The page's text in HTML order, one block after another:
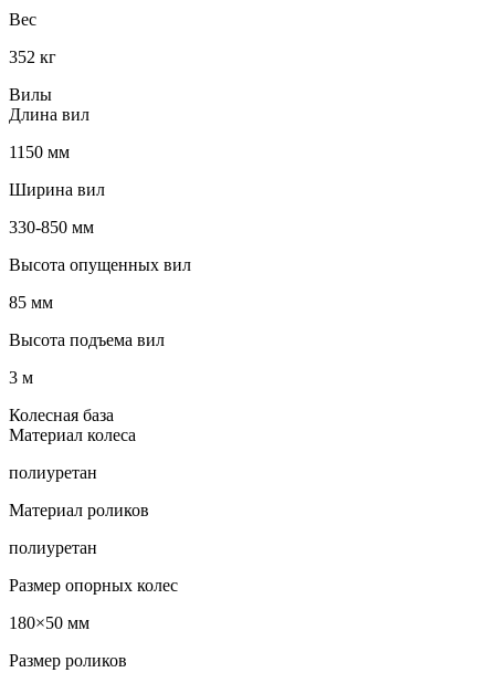
Вес
352 кг
Вилы
Длина вил
1150 мм
Ширина вил
330-850 мм
Высота опущенных вил
85 мм
Высота подъема вил
3 м
Колесная база
Материал колеса
полиуретан
Материал роликов
полиуретан
Размер опорных колес
180×50 мм
Размер роликов